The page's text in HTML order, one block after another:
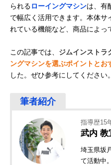
られるローイングマシンは、有
で幅広く活用できます。本体サ
れている機能など、商品によっ
この記事では、 ジムインストラ
ングマシンを選ぶポイントとお
した。ぜひ参考にしてください。
指導歴15
武内 教
埼玉県坂
て活動中